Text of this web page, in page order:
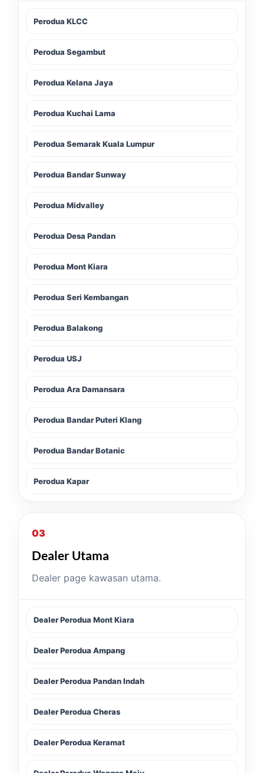
Perodua KLCC
Perodua Segambut
Perodua Kelana Jaya
Perodua Kuchai Lama
Perodua Semarak Kuala Lumpur
Perodua Bandar Sunway
Perodua Midvalley
Perodua Desa Pandan
Perodua Mont Kiara
Perodua Seri Kembangan
Perodua Balakong
Perodua USJ
Perodua Ara Damansara
Perodua Bandar Puteri Klang
Perodua Bandar Botanic
Perodua Kapar
03
Dealer Utama
Dealer page kawasan utama.
Dealer Perodua Mont Kiara
Dealer Perodua Ampang
Dealer Perodua Pandan Indah
Dealer Perodua Cheras
Dealer Perodua Keramat